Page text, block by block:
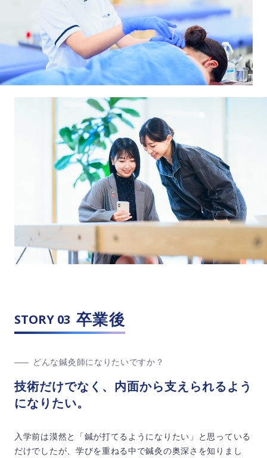
STORY 03 卒業後
どんな鍼灸師になりたいですか？
技術だけでなく、内面から支えられるよう
になりたい。
入学前は漠然と「鍼が打てるようになりたい」と思っている
だけでしたが、学びを重ねる中で鍼灸の奥深さを知りまし